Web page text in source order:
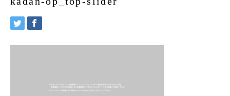
content/themes/kadan_tcd056/single.php